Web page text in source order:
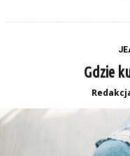
Gdzie